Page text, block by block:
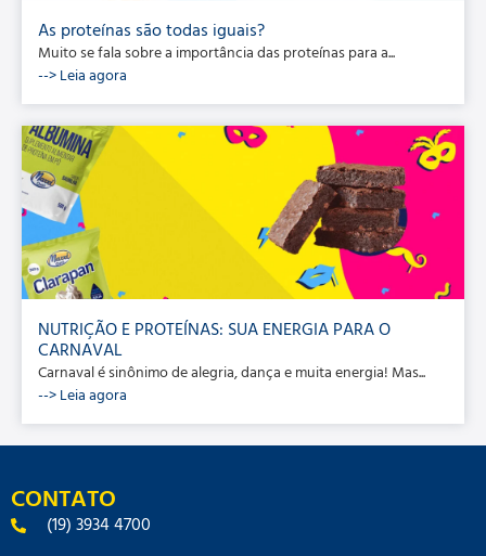
As proteínas são todas iguais?
Muito se fala sobre a importância das proteínas para a...
--> Leia agora
NUTRIÇÃO E PROTEÍNAS: SUA ENERGIA PARA O
CARNAVAL
Carnaval é sinônimo de alegria, dança e muita energia! Mas...
--> Leia agora
CONTATO
(19) 3934 4700